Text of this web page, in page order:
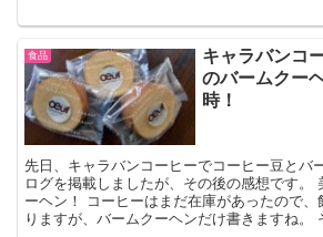
食品
キャラバンコ
のバームクー
時！
先日、キャラバンコーヒーでコーヒー豆とバ
ログを掲載しましたが、その後の感想です。
ーヘン！ コーヒーはまだ在庫があったので、
りますが、バームクーヘンだけ書きますね。